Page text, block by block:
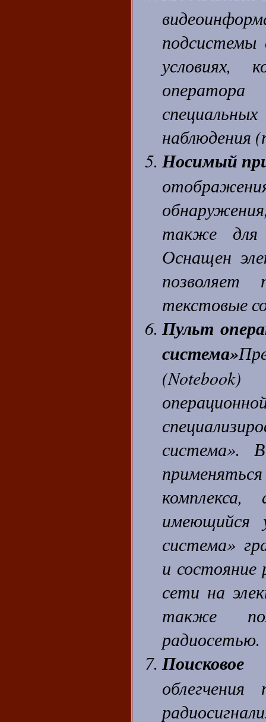
подсистемы
условиях,
наблюдения
Носимый
также для
Оснащен
текстовые
Пульт
система»
система».
имеющийся
система»
и состояние
сети на
также
радиосетью.